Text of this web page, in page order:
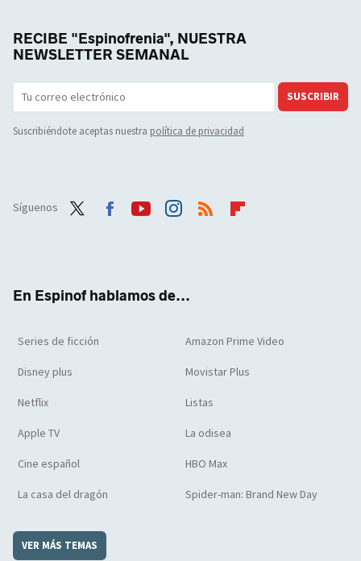
RECIBE "Espinofrenia", NUESTRA
NEWSLETTER SEMANAL
SUSCRIBIR
Suscribiéndote aceptas nuestra política de privacidad
Síguenos
En Espinof hablamos de...
Series de ficción Amazon Prime Video
Disney plus Movistar Plus
Netflix Listas
Apple TV La odisea
Cine español HBO Max
La casa del dragón Spider-man: Brand New Day
VER MÁS TEMAS